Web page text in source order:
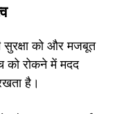
सुरक्षा को और मजबूत
रोकने में मदद
है।